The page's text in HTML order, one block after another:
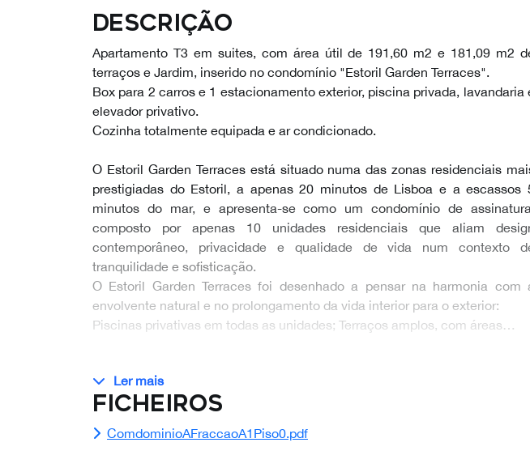
Descrição
Apartamento T3 em suites, com área útil de 191,60 m2 e 181,09 m2
terraços e Jardim, inserido no condomínio "Estoril Garden Terraces".
Box para 2 carros e 1 estacionamento exterior, piscina privada, lavandaria
elevador privativo.
Cozinha totalmente equipada e ar condicionado.
O Estoril Garden Terraces está situado numa das zonas residenciais
prestigiadas do Estoril, a apenas 20 minutos de Lisboa e a escassos
minutos do mar, e apresenta-se como um condomínio de
composto por apenas 10 unidades residenciais que aliam
contemporâneo, privacidade e qualidade de vida num contexto
tranquilidade e sofisticação.
O Estoril Garden Terraces foi desenhado a pensar na harmonia com
envolvente natural e no prolongamento da vida interior para o exterior:
Piscinas privativas em todas as unidades; Terraços amplos, com áreas…
Ler mais
Ficheiros
ComdominioAFraccaoA1Piso0.pdf